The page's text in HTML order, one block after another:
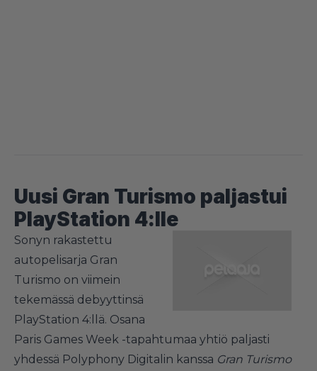
Uusi Gran Turismo paljastui
PlayStation 4:lle
Sonyn rakastettu
autopelisarja Gran
Turismo on viimein
tekemässä debyyttinsä
PlayStation 4:llä. Osana
Paris Games Week -tapahtumaa yhtiö paljasti
yhdessä Polyphony Digitalin kanssa Gran Turismo